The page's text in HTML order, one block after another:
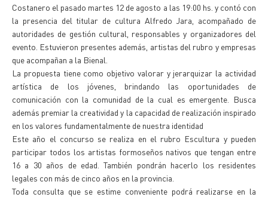
Costanero el pasado martes 12 de agosto a las 19:00 hs. y contó con
la presencia del titular de cultura Alfredo Jara, acompañado de
autoridades de gestión cultural, responsables y organizadores del
evento. Estuvieron presentes además, artistas del rubro y empresas
que acompañan a la Bienal.
La propuesta tiene como objetivo valorar y jerarquizar la actividad
artística de los jóvenes, brindando las oportunidades de
comunicación con la comunidad de la cual es emergente. Busca
además premiar la creatividad y la capacidad de realización inspirado
en los valores fundamentalmente de nuestra identidad
Este año el concurso se realiza en el rubro Escultura y pueden
participar todos los artistas formoseños nativos que tengan entre
16 a 30 años de edad. También pondrán hacerlo los residentes
legales con más de cinco años en la provincia.
Toda consulta que se estime conveniente podrá realizarse en la